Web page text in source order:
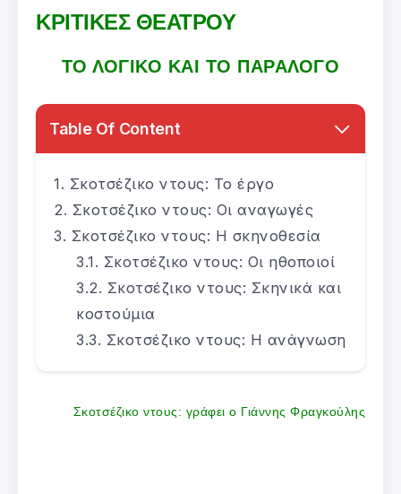
ΚΡΙΤΙΚΕΣ ΘΕΑΤΡΟΥ
ΤΟ ΛΟΓΙΚΟ ΚΑΙ ΤΟ ΠΑΡΑΛΟΓΟ
Table Of Content
Σκοτσέζικο ντους: Το έργο
Σκοτσέζικο ντους: Οι αναγωγές
Σκοτσέζικο ντους: Η σκηνοθεσία
Σκοτσέζικο ντους: Οι ηθοποιοί
Σκοτσέζικο ντους: Σκηνικά και
κοστούμια
Σκοτσέζικο ντους: Η ανάγνωση
Σκοτσέζικο ντους: γράφει ο Γιάννης Φραγκούλης